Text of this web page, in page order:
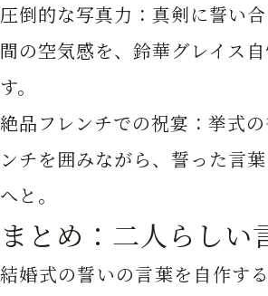
圧倒的な写真力： 真剣に誓い
間の空気感を、鈴華グレイス
す。
絶品フレンチでの祝宴： 挙式
ンチを囲みながら、誓った言
へと。
まとめ：二人らしい
結婚式の誓いの言葉を自作す